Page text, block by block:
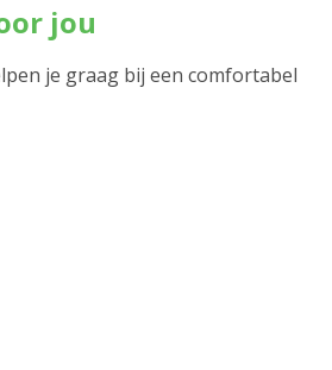
jou
je graag bij een comfortabel